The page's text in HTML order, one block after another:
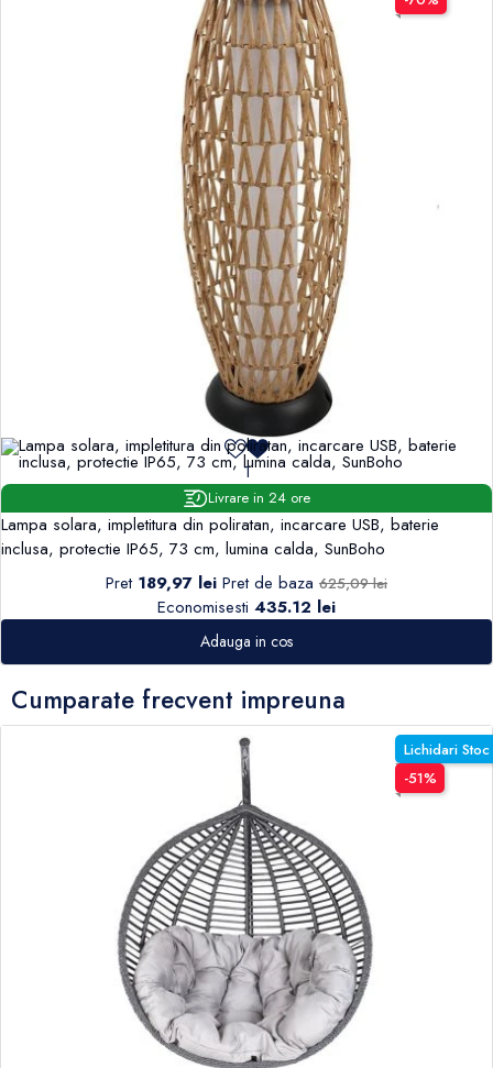
1
Livrare in 24 ore
Lampa solara, impletitura din poliratan, incarcare USB, baterie
inclusa, protectie IP65, 73 cm, lumina calda, SunBoho
Pret 189,97 lei Pret de baza 625,09 lei
Economisesti 435.12 lei
Adauga in cos
Cumparate frecvent impreuna
Lichidari Stoc
-51%